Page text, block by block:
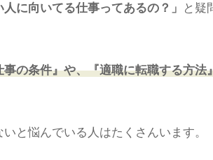
人に向いてる仕事ってあるの？」
と疑
の条件』や、『適職に転職する方法
と悩んでいる人はたくさんいます。